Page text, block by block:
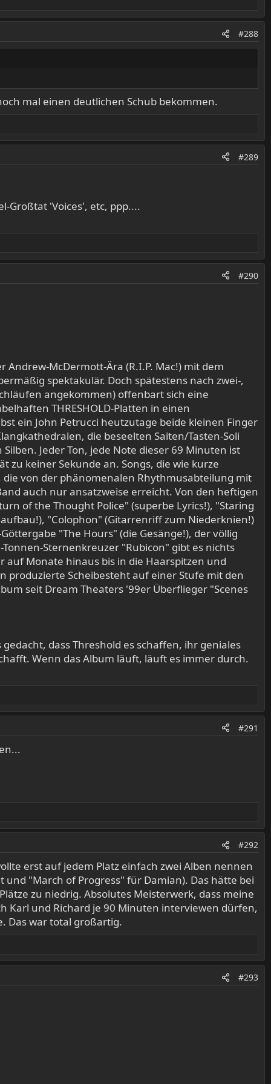
#288
mal einen deutlichen Schub bekommen.
#289
Großtat 'Voices', etc, ppp....
#290
Andrew-McDermott-Ära (R.I.P. Mac!) mit dem
spektakulär. Doch spätestens nach zwei-,
angekommen) offenbart sich eine
THRESHOLD-Platten in einen
ein John Petrucci heutzutage beide kleinen Finger
die beseelten Saiten/Tasten-Soli
Jeder Ton, jede Note dieser 69 Minuten ist
zu keiner Sekunde an. Songs, die wie kurze
von der phänomenalen Rhythmusabteilung mit
auch nur ansatzweise erreicht. Von den heftigen
of the Thought Police" (superbe Lyrics!), "Staring
"Colophon" (Gitarrenriff zum Niederknien!)
"The Hours" (die Gesänge!), der völlig
Sternenkreuzer "Rubicon" gibt es nichts
Monate hinaus bis in die Haarspitzen und
produzierte Scheibesteht auf einer Stufe mit den
seit Dream Theaters '99er Überflieger "Scenes
dass Threshold es schaffen, ihr geniales
Wenn das Album läuft, läuft es immer durch.
#291
#292
erst auf jedem Platz einfach zwei Alben nennen
"March of Progress" für Damian). Das hätte bei
zu niedrig. Absolutes Meisterwerk, dass meine
Karl und Richard je 90 Minuten interviewen dürfen,
Das war total großartig.
#293